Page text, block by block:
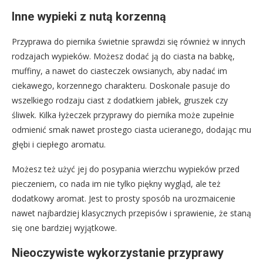
Inne wypieki z nutą korzenną
Przyprawa do piernika świetnie sprawdzi się również w innych
rodzajach wypieków. Możesz dodać ją do ciasta na babkę,
muffiny, a nawet do ciasteczek owsianych, aby nadać im
ciekawego, korzennego charakteru. Doskonale pasuje do
wszelkiego rodzaju ciast z dodatkiem jabłek, gruszek czy
śliwek. Kilka łyżeczek przyprawy do piernika może zupełnie
odmienić smak nawet prostego ciasta ucieranego, dodając mu
głębi i ciepłego aromatu.
Możesz też użyć jej do posypania wierzchu wypieków przed
pieczeniem, co nada im nie tylko piękny wygląd, ale też
dodatkowy aromat. Jest to prosty sposób na urozmaicenie
nawet najbardziej klasycznych przepisów i sprawienie, że staną
się one bardziej wyjątkowe.
Nieoczywiste wykorzystanie przyprawy